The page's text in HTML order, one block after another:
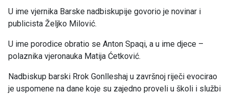
U ime vjernika Barske nadbiskupije govorio je novinar i
publicista Željko Milović.
U ime porodice obratio se Anton Spaqi, a u ime djece –
polaznika vjeronauka Matija Ćetković.
Nadbiskup barski Rrok Gonlleshaj u završnoj riječi evocirao
je uspomene na dane koje su zajedno proveli u školi i službi